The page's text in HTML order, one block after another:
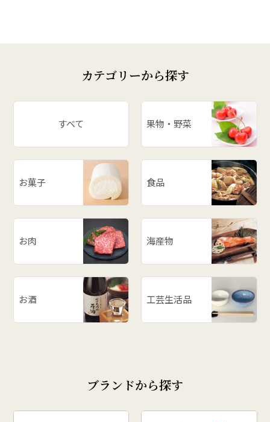
カテゴリーから探す
すべて 果物・野菜
お菓子 食品
お肉 海産物
お酒 工芸生活品
ブランドから探す